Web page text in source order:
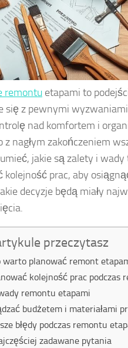
remontu etapami to
się z pewnymi
nad komfortem i
z nagłym zakończeniem
jakie są zalety i
kolejność prac, aby
decyzje będą miały
przeczytasz
warto planować remont
kolejność prac podczas
remontu etapami
budżetem i materiałami
błędy podczas remontu
zadawane pytania